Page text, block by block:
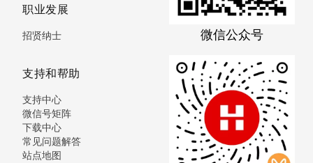
职业发展
招贤纳士
支持和帮助
支持中心
微信号矩阵
下载中心
常见问题解答
站点地图
微信公众号